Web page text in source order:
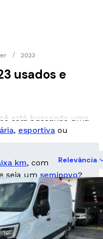
2023
usados e
está buscando uma
, esportiva ou
km, com
seja umseminovo?
Relevância